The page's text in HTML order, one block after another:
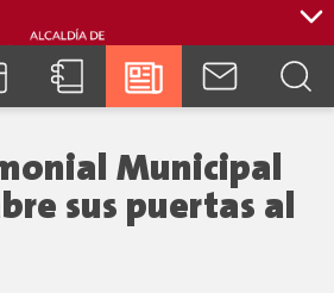
Municipal
sus puertas al